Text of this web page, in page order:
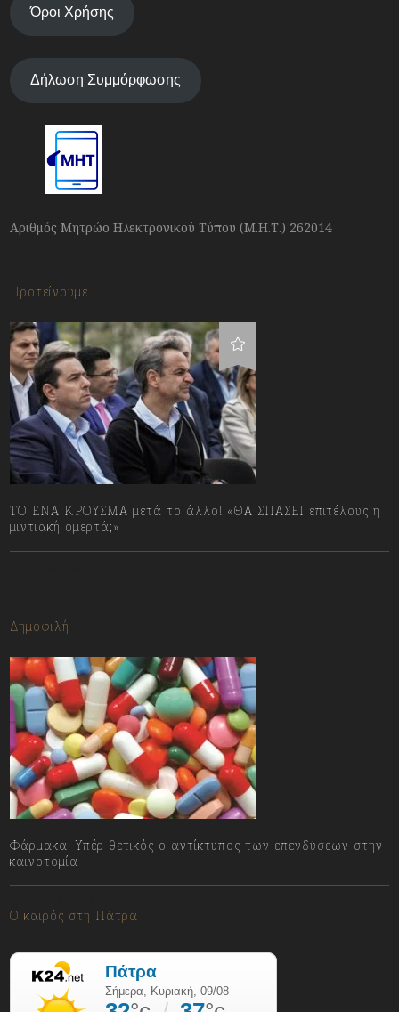
Όροι Χρήσης
Δήλωση Συμμόρφωσης
Αριθμός Μητρώο Ηλεκτρονικού Τύπου (Μ.Η.Τ.) 262014
Προτείνουμε
ΤΟ ΕΝΑ ΚΡΟΥΣΜΑ μετά το άλλο! «ΘΑ ΣΠΑΣΕΙ επιτέλους η
μιντιακή ομερτά;»
Δημοφιλή
Φάρμακα: Υπέρ-θετικός ο αντίκτυπος των επενδύσεων στην
καινοτομία
Ο καιρός στη Πάτρα